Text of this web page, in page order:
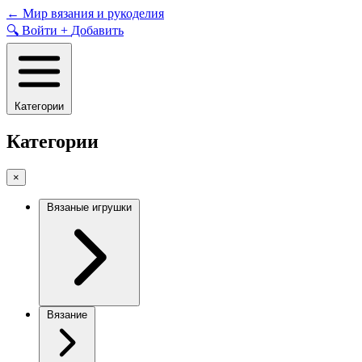
Skip
to
content
← Мир вязания и рукоделия
🔍 Войти + Добавить
Категории
Категории
×
Вязаные игрушки
Вязание